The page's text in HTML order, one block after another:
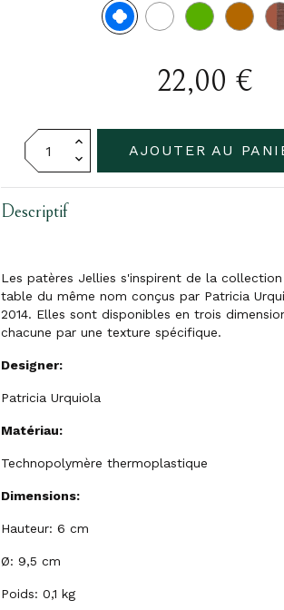
Bleu
Transparent
Vert
12
22,00 €
AJOUTER AU
Descriptif
Les patères Jellies s'inspirent de la
table du même nom conçus par Patricia
2014. Elles sont disponibles en trois
chacune par une texture spécifique.
Designer:
Patricia Urquiola
Matériau:
Technopolymère thermoplastique
Dimensions:
Hauteur: 6 cm
Ø: 9,5 cm
Poids: 0,1 kg